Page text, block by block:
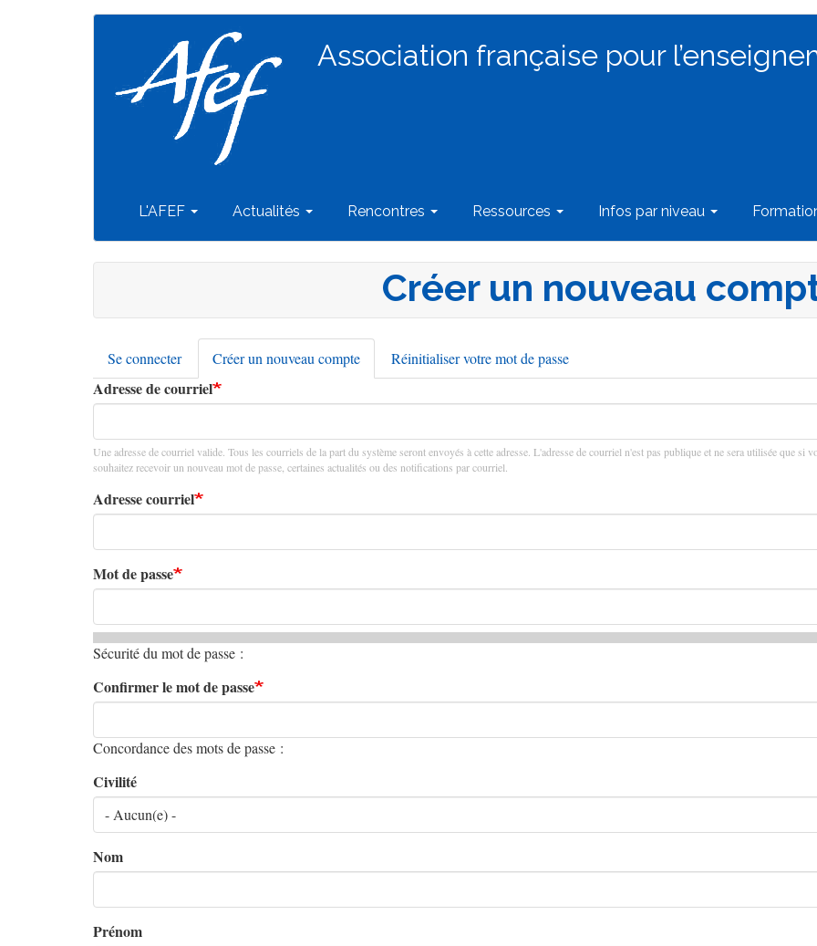
Association française pour
Navigation
principale
L'AFEF Actualités Rencontres Ressources Infos par niveau
Créer un nouveau
Onglets
principaux
Se connecter Créer un nouveau compte (onglet
actif)
Réinitialiser votre mot de passe
Adresse de courriel
Une adresse de courriel valide. Tous les courriels de la part du système seront envoyés à cette adresse. L'adresse de courriel n'est pas publique et ne sera utilisée que si
souhaitez recevoir un nouveau mot de passe, certaines actualités ou des notifications par courriel.
Adresse courriel
Mot de passe
Sécurité du mot de passe :
Confirmer le mot de passe
Concordance des mots de passe :
Civilité
Nom
Prénom